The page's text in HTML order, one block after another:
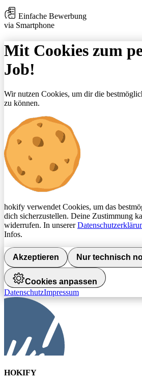
Einfache Bewerbung
via Smartphone
Mit Cookies zum
Job!
Wir nutzen Cookies, um dir die
zu können.
hokify verwendet Cookies, um das
dich sicherzustellen. Deine Zustimmung
widerrufen. In unserer
Infos.
Akzeptieren Nur technisch
Cookies anpassen
DatenschutzImpressum
HOKIFY